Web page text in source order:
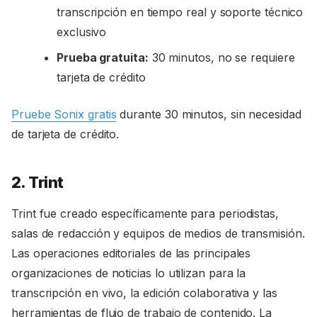
transcripción en tiempo real y soporte técnico
exclusivo
Prueba gratuita: 30 minutos, no se requiere
tarjeta de crédito
Pruebe Sonix gratis durante 30 minutos, sin necesidad
de tarjeta de crédito.
2. Trint
Trint fue creado específicamente para periodistas,
salas de redacción y equipos de medios de transmisión.
Las operaciones editoriales de las principales
organizaciones de noticias lo utilizan para la
transcripción en vivo, la edición colaborativa y las
herramientas de flujo de trabajo de contenido. La